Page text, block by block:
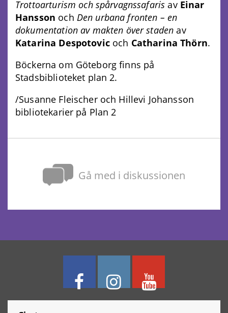
Trottoarturism och spårvagnssafaris av Einar
Hansson och Den urbana fronten – en
dokumentation av makten över staden av
Katarina Despotovicoch Catharina Thörn.
Böckerna om Göteborg finns på
Stadsbiblioteket plan 2.
/Susanne Fleischer och Hillevi Johansson
bibliotekarier på Plan 2
Gå med i diskussionen